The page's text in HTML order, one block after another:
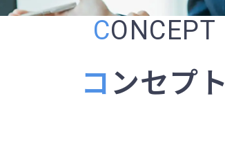
CONCEPT
コンセプト